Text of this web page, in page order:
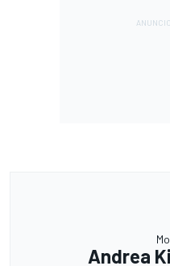
Andrea